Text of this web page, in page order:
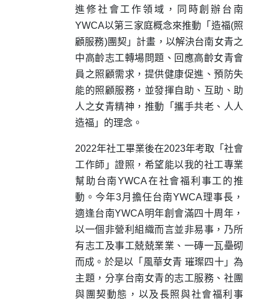
進修社會工作領域，同時創辦台南
YWCA以第三家庭概念來推動「造福(照
顧服務)團契」計畫，以解決台南女青之
中高齡志工轉場問題、回應高齡女青會
員之照顧需求，提供健康促進、預防失
能的照顧服務，並發揮自助、互助、助
人之女青精神，推動「攜手共老、人人
造福」的理念。
2022年社工畢業後在2023年考取「社會
工作師」證照，希望能以我的社工專業
幫助台南YWCA在社會福利事工的推
動。今年3月擔任台南YWCA理事長，
適逢台南YWCA明年創會滿四十周年，
以一個非營利組織而言並非易事，乃所
有志工及事工兢兢業業、一磚一瓦壘砌
而成。於是以「風華女青 璀璨四十」為
主題，分享台南女青的志工服務、社團
與團契動態，以及長照與社會福利事